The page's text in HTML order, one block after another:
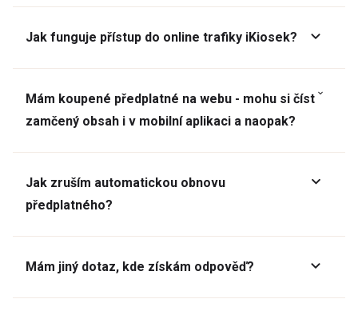
Jak funguje přístup do online trafiky iKiosek?
Mám koupené předplatné na webu - mohu si číst
zamčený obsah i v mobilní aplikaci a naopak?
Jak zruším automatickou obnovu
předplatného?
Mám jiný dotaz, kde získám odpověď?